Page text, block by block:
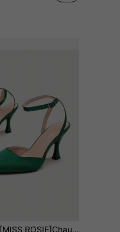
[MISS ROSIE]Chaussures à talons hauts élégantes et à la mode pour femmes, sandales à bout pointu et talon aiguille, design patchwork de couleurs contrastées avec nœud, décoration de boucle métallique exquise, convient pour l'étiquette des affaires, le lieu de travail, le port quotidien, le mariage, la fête, le bal, les chaussures d'été et de printemps, les chaussures de mariée, un beau cadeau, semelle intérieure épaisse et rembourrée, cadeau confortable pour la fête des mères, couleurs classiques noir, vert, violet, marron, bleu, kaki, champagne, beige, à choisir librement